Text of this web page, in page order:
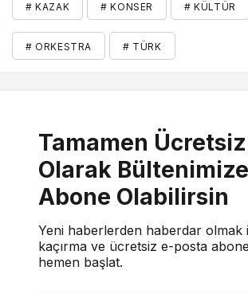
# KAZAK # KONSER # KÜLTÜR
# ORKESTRA # TÜRK
Tamamen Ücretsiz
Olarak Bültenimize
Abone Olabilirsin
Yeni haberlerden haberdar olmak
kaçırma ve ücretsiz e-posta
hemen başlat.